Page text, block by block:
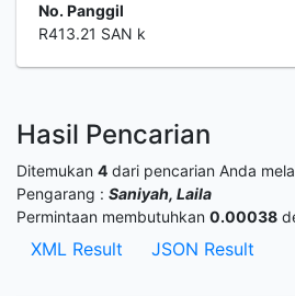
No. Panggil
R413.21 SAN k
Hasil Pencarian
Ditemukan 4 dari pencarian Anda
Pengarang : Saniyah, Laila
Permintaan membutuhkan 0.00038
XML Result JSON Result